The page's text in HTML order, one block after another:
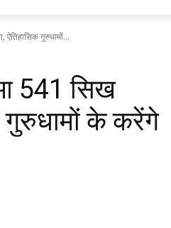
गुरुधामों...
541 सिख
गुरुधामों के करेंगे